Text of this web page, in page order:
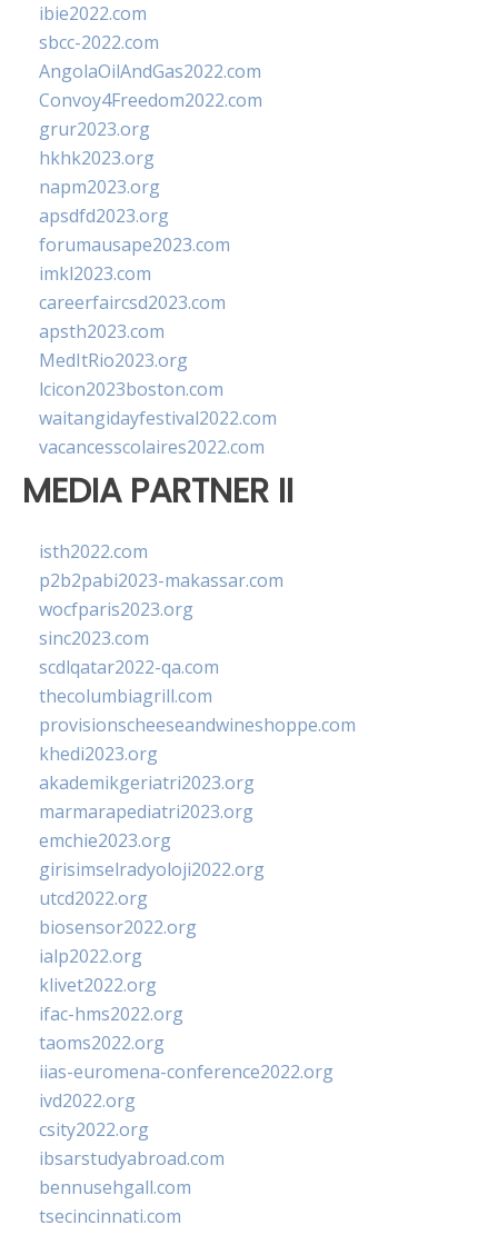
ibie2022.com
sbcc-2022.com
AngolaOilAndGas2022.com
Convoy4Freedom2022.com
grur2023.org
hkhk2023.org
napm2023.org
apsdfd2023.org
forumausape2023.com
imkl2023.com
careerfaircsd2023.com
apsth2023.com
MedItRio2023.org
lcicon2023boston.com
waitangidayfestival2022.com
vacancesscolaires2022.com
MEDIA PARTNER II
isth2022.com
p2b2pabi2023-makassar.com
wocfparis2023.org
sinc2023.com
scdlqatar2022-qa.com
thecolumbiagrill.com
provisionscheeseandwineshoppe.com
khedi2023.org
akademikgeriatri2023.org
marmarapediatri2023.org
emchie2023.org
girisimselradyoloji2022.org
utcd2022.org
biosensor2022.org
ialp2022.org
klivet2022.org
ifac-hms2022.org
taoms2022.org
iias-euromena-conference2022.org
ivd2022.org
csity2022.org
ibsarstudyabroad.com
bennusehgall.com
tsecincinnati.com